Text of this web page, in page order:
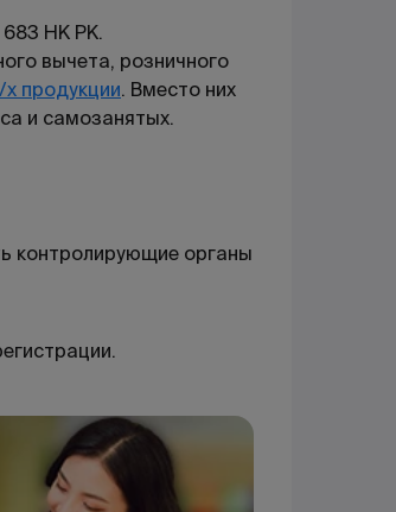
683 НК РК.
вычета, розничного
продукции. Вместо них
и самозанятых.
контролирующие органы